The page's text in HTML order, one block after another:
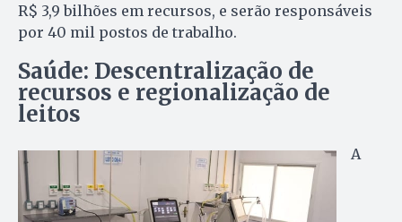
R$ 3,9 bilhões em recursos, e serão responsáveis
por 40 mil postos de trabalho.
Saúde: Descentralização de
recursos e regionalização de
leitos
A